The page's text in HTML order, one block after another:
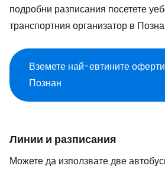
подробни разписания посетете
транспортния организатор в
Вземете най-евтините
Познан
Линии и разписания
Можете да използвате две